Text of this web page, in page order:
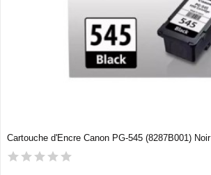
Cartouche d'Encre Canon PG-545 (8287B001) Noir